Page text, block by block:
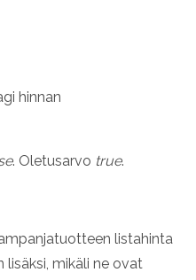
hinnan
. Oletusarvo true.
listahinta
lisäksi, mikäli ne ovat